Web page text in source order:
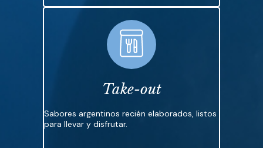
Take-out
Sabores argentinos recién elaborados, listos
para llevar y disfrutar.